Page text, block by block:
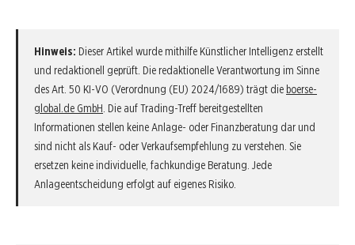
Hinweis: Dieser Artikel wurde mithilfe Künstlicher Intelligenz erstellt
und redaktionell geprüft. Die redaktionelle Verantwortung im Sinne
des Art. 50 KI-VO (Verordnung (EU) 2024/1689) trägt die boerse-
global.de GmbH . Die auf Trading-Treff bereitgestellten
Informationen stellen keine Anlage- oder Finanzberatung dar und
sind nicht als Kauf- oder Verkaufsempfehlung zu verstehen. Sie
ersetzen keine individuelle, fachkundige Beratung. Jede
Anlageentscheidung erfolgt auf eigenes Risiko.